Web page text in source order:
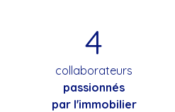
4
collaborateurs
passionnés
par l'immobilier